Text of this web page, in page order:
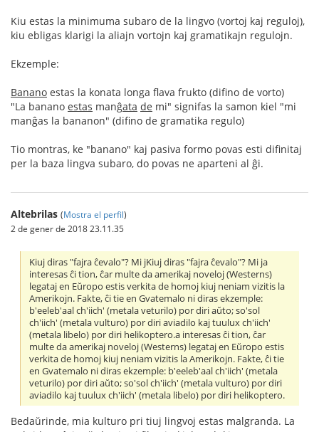
Kiu estas la minimuma subaro de la lingvo (vortoj kaj reguloj),
kiu ebligas klarigi la aliajn vortojn kaj gramatikajn regulojn.
Ekzemple:
Banano estas la konata longa flava frukto (difino de vorto)
"La banano estas manĝata de mi" signifas la samon kiel "mi
manĝas la bananon" (difino de gramatika regulo)
Tio montras, ke "banano" kaj pasiva formo povas esti difinitaj
per la baza lingva subaro, do povas ne aparteni al ĝi.
Altebrilas (Mostra el perfil)
2 de gener de 2018 23.11.35
Kiuj diras "fajra ĉevalo"? Mi jKiuj diras "fajra ĉevalo"? Mi ja
interesas ĉi tion, ĉar multe da amerikaj noveloj (Westerns)
legataj en Eŭropo estis verkita de homoj kiuj neniam vizitis la
Amerikojn. Fakte, ĉi tie en Gvatemalo ni diras ekzemple:
b'eeleb'aal ch'iich' (metala veturilo) por diri aŭto; so'sol
ch'iich' (metala vulturo) por diri aviadilo kaj tuulux ch'iich'
(metala libelo) por diri helikoptero.a interesas ĉi tion, ĉar
multe da amerikaj noveloj (Westerns) legataj en Eŭropo estis
verkita de homoj kiuj neniam vizitis la Amerikojn. Fakte, ĉi tie
en Gvatemalo ni diras ekzemple: b'eeleb'aal ch'iich' (metala
veturilo) por diri aŭto; so'sol ch'iich' (metala vulturo) por diri
aviadilo kaj tuulux ch'iich' (metala libelo) por diri helikoptero.
Bedaŭrinde, mia kulturo pri tiuj lingvoj estas malgranda. La